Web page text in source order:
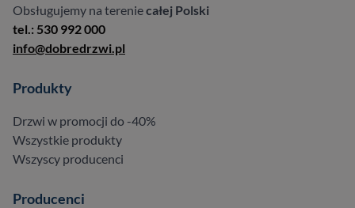
Obsługujemy na tereniecałej Polski
tel.: 530 992 000
info@dobredrzwi.pl
Produkty
Drzwi w promocji do -40%
Wszystkie produkty
Wszyscy producenci
Producenci